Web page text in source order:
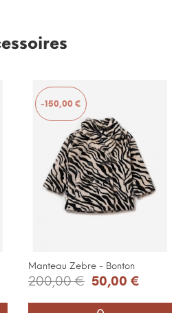
-150,00 €
Manteau Zebre - Bonton
200,00 € 50,00 €